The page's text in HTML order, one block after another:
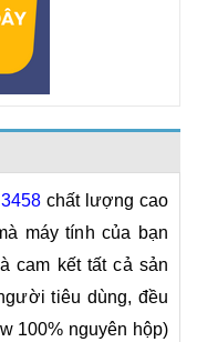
chất lượng cao
máy tính của bạn
cam kết tất cả sản
tiêu dùng, đều
100% nguyên hộp)